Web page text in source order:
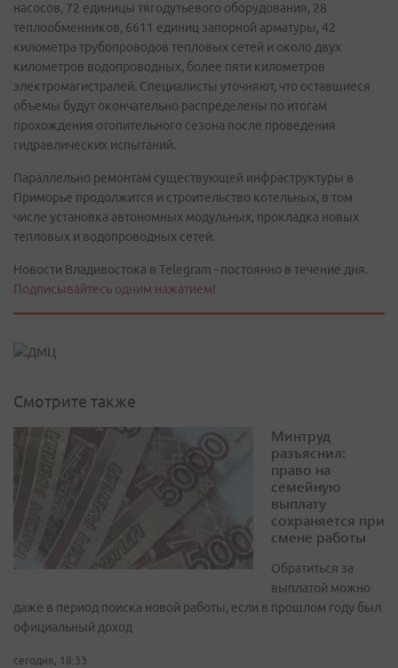
насосов, 72 единицы тягодутьевого оборудования, 28
теплообменников, 6611 единиц запорной арматуры, 42
километра трубопроводов тепловых сетей и около двух
километров водопроводных, более пяти километров
электромагистралей. Специалисты уточняют, что оставшиеся
объемы будут окончательно распределены по итогам
прохождения отопительного сезона после проведения
гидравлических испытаний.
Параллельно ремонтам существующей инфраструктуры в
Приморье продолжится и строительство котельных, в том
числе установка автономных модульных, прокладка новых
тепловых и водопроводных сетей.
Новости Владивостока в Telegram - постоянно в течение дня.
Подписывайтесь одним нажатием!
Смотрите также
Минтруд
разъяснил:
право на
семейную
выплату
сохраняется при
смене работы
Обратиться за
выплатой можно
даже в период поиска новой работы, если в прошлом году был
официальный доход
сегодня, 18:33